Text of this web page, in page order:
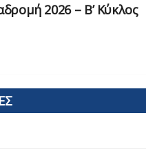
2026 – Β’ Κύκλος